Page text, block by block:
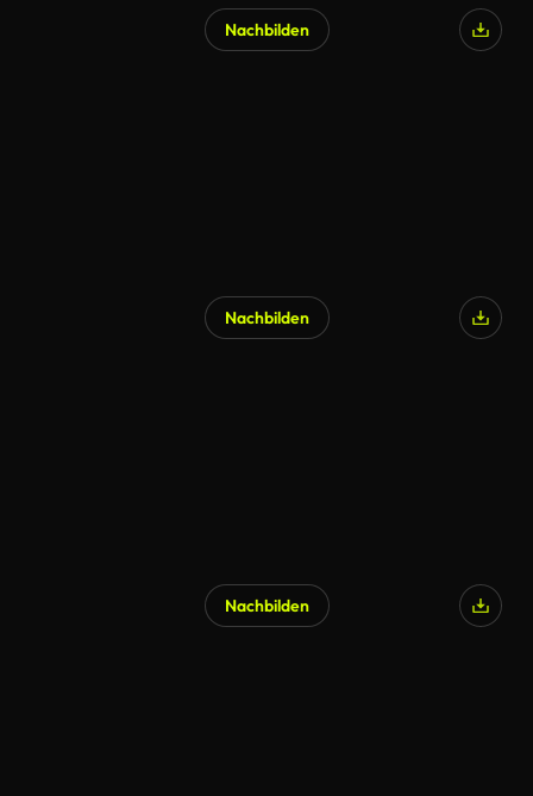
Nachbilden
Nachbilden
Nachbilden